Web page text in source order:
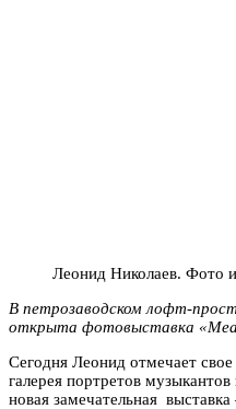
Леонид Николаев. Фото
В петрозаводском лофт-
открыта фотовыставка
Сегодня Леонид отмечает
галерея портретов
новая замечательная